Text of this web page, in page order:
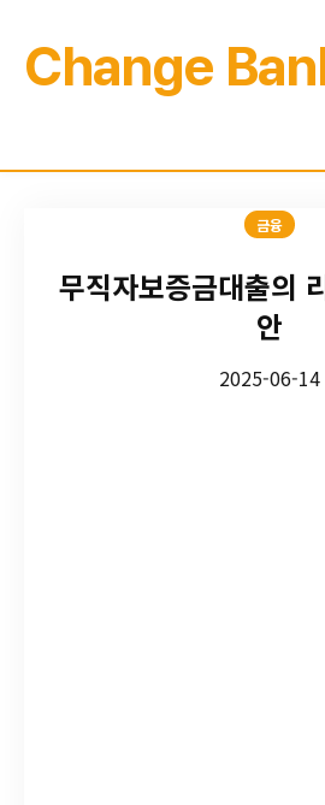
Change
금융
무직자보증금대출의
안
2025-06-14